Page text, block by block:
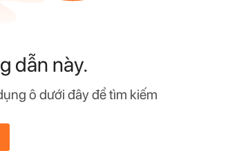
dẫn này.
ô dưới đây để tìm kiếm